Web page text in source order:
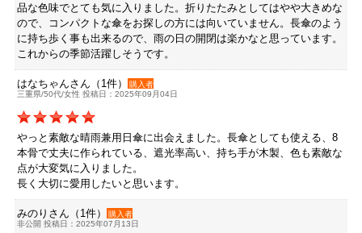
品な色味でとても気に入りました。折りたたみとしてはやや大きめな
ので、コンパクトな傘をお探しの方には向いていません。長傘のよう
に持ち歩く事も出来るので、雨の日の開閉は楽かなと思っています。
これからの季節活躍しそうです。
はなちゃんさん（1件）
購入者
三重県/50代/女性 投稿日：2025年09月04日
やっと素敵な晴雨兼用日傘に出会えました。長傘としても使える、8
本骨で丈夫に作られている、遮光率高い、持ち手が木製、色も素敵な
点が大変気に入りました。
長く大切に愛用したいと思います。
みのりさん（1件）
購入者
非公開 投稿日：2025年07月13日